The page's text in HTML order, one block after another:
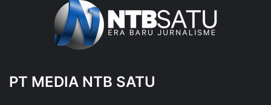
PT MEDIA NTB SATU